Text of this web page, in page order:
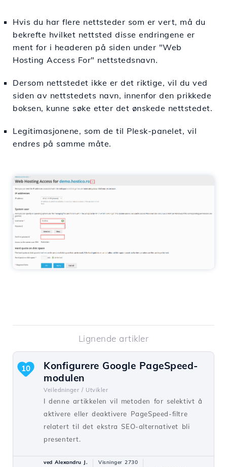
Hvis du har flere nettsteder som er vert, må du
bekrefte hvilket nettsted disse endringene er
ment for i headeren på siden under "Web
Hosting Access For" nettstedsnavn.
Dersom nettstedet ikke er det riktige, vil du ved
siden av nettstedets navn, innenfor den prikkede
boksen, kunne søke etter det ønskede nettstedet.
Legitimasjonene, som de til Plesk-panelet, vil
endres på samme måte.
Lignende artikler
Konfigurere Google PageSpeed-
modulen
Veiledninger / Utvikler
I denne artikkelen vil metoden for selektivt å
aktivere eller deaktivere PageSpeed-filtre
relatert til det ekstra SEO-alternativet bli
presentert.
10
ved Alexandru J.
Visninger 2730